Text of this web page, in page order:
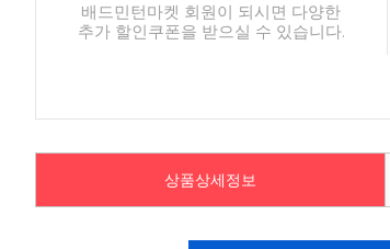
배드민턴마켓 회원이 되시면 다양한
추가 할인쿠폰을 받으실 수 있습니다.
상품상세정보